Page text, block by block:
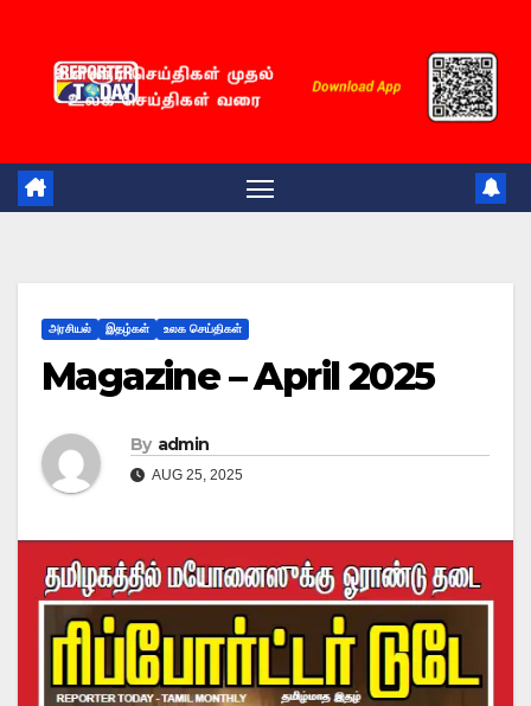
அரசியல் இதழ்கள் உலக செய்திகள்
Magazine – April 2025
By admin
AUG 25, 2025